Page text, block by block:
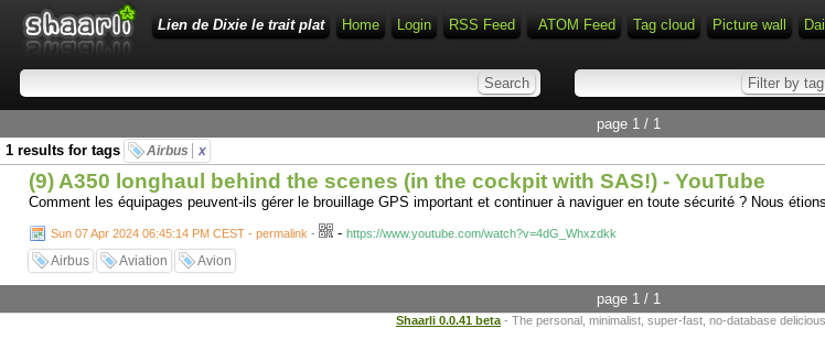
Lien de Dixie le trait plat Home Login RSS Feed ATOM Feed Tag cloud Picture wall
page 1 / 1
1 results for tags
Airbus x
(9) A350 longhaul behind the scenes (in the cockpit with SAS!) - YouTube
Comment les équipages peuvent-ils gérer le brouillage GPS important et continuer à naviguer en toute sécurité ? Nous
Sun 07 Apr 2024 06:45:14 PM CEST - permalink - - https://www.youtube.com/watch?v=4dG_Whxzdkk
Airbus Aviation Avion
page 1 / 1
Shaarli 0.0.41 beta - The personal, minimalist, super-fast, no-database